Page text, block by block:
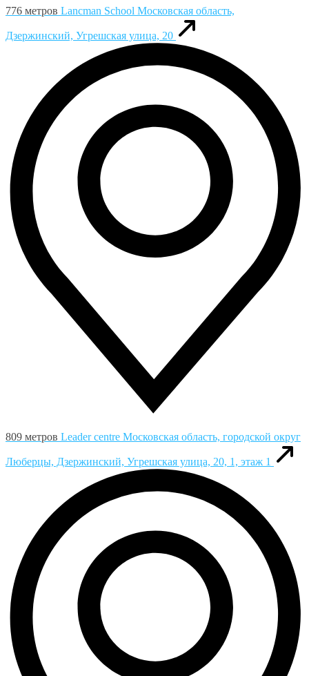
776 метров Lancman School Московская область,
Дзержинский, Угрешская улица, 20
809 метров Leader centre Московская область, городской округ
Люберцы, Дзержинский, Угрешская улица, 20, 1, этаж 1